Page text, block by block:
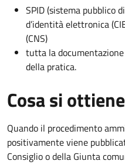
SPID (sistema pubblico
d’identità elettronica
(CNS)
tutta la
della pratica.
Cosa si ottiene
Quando il procedimento
positivamente viene
Consiglio o della Giunta